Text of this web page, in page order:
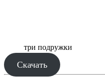
три подружки
Скачать